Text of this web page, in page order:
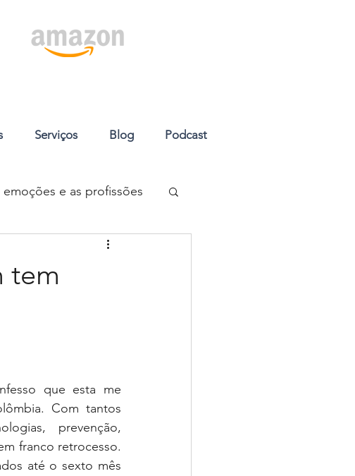
emoções e as profissões
viagens
tem
que esta me
Com tantos
prevenção,
franco retrocesso.
até o sexto mês
Serviços Blog Podcast